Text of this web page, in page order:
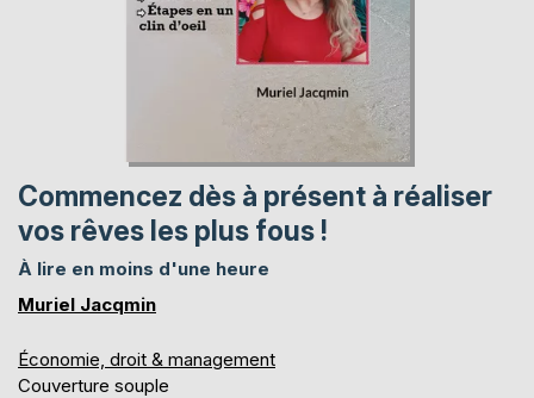
Commencez dès à présent à réaliser
vos rêves les plus fous !
À lire en moins d'une heure
Muriel Jacqmin
Économie, droit & management
Couverture souple